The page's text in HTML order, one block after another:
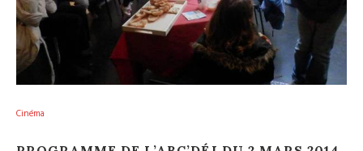
Cinéma